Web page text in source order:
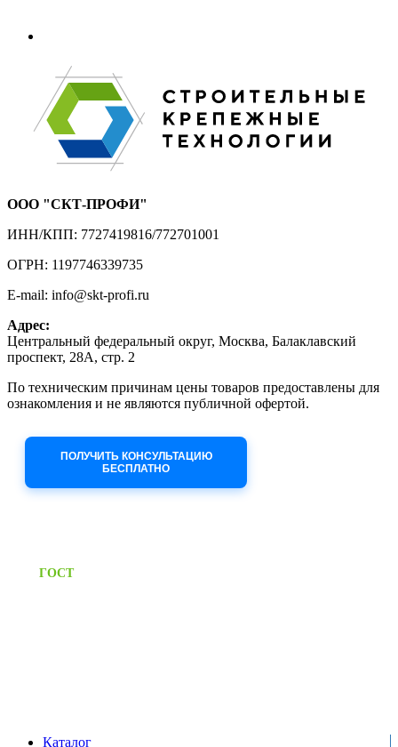
ООО "СКТ-ПРОФИ"
ИНН/КПП: 7727419816/772701001
ОГРН: 1197746339735
E-mail: info@skt-profi.ru
Адрес:
Центральный федеральный округ, Москва, Балаклавский
проспект, 28А, стр. 2
По техническим причинам цены товаров предоставлены для
ознакомления и не являются публичной офертой.
ПОЛУЧИТЬ КОНСУЛЬТАЦИЮ
БЕСПЛАТНО
ГОСТПредоставляем паспорт
Каталог